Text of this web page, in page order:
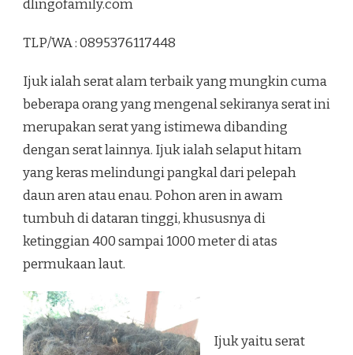
dlingofamily.com
TLP/WA : 0895376117448
Ijuk ialah serat alam terbaik yang mungkin cuma
beberapa orang yang mengenal sekiranya serat ini
merupakan serat yang istimewa dibanding
dengan serat lainnya. Ijuk ialah selaput hitam
yang keras melindungi pangkal dari pelepah
daun aren atau enau. Pohon aren in awam
tumbuh di dataran tinggi, khususnya di
ketinggian 400 sampai 1000 meter di atas
permukaan laut.
Ijuk yaitu serat